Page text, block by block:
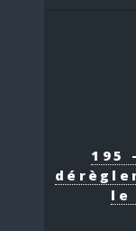
195
le